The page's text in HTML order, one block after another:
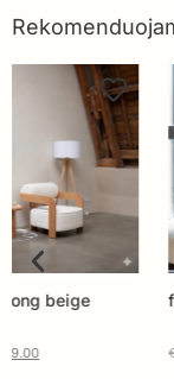
fotelis + pufas
€718.00